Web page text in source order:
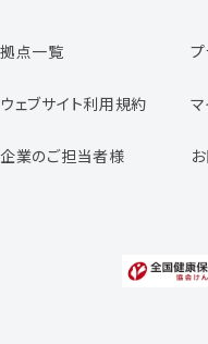
スタッフの声
専任コンサルタントの声
福利厚生のご案内
拠点一覧
ウェブサイト利用規約
企業のご担当者様